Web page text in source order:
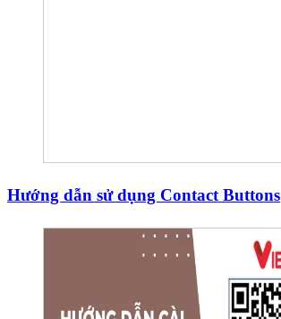
Hướng dẫn sử dụng Contact Buttons